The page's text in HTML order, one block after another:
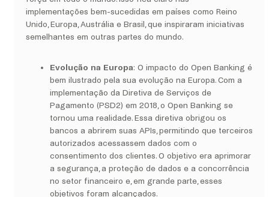
implementações bem-sucedidas em países como Reino
Unido, Europa, Austrália e Brasil, que inspiraram iniciativas
semelhantes em outras partes do mundo.
Evolução na Europa: O impacto do Open Banking é
bem ilustrado pela sua evolução na Europa. Com a
implementação da Diretiva de Serviços de
Pagamento (PSD2) em 2018, o Open Banking se
tornou uma realidade. Essa diretiva obrigou os
bancos a abrirem suas APIs, permitindo que terceiros
autorizados acessassem dados com o
consentimento dos clientes. O objetivo era aprimorar
a segurança, a proteção de dados e a concorrência
no setor financeiro e, em grande parte, esses
objetivos foram alcançados.